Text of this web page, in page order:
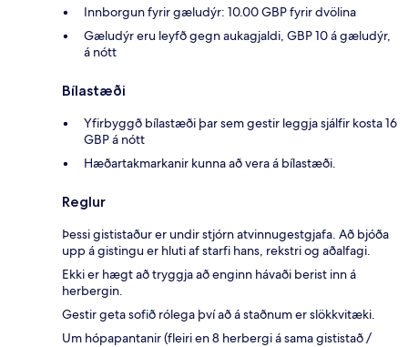
Innborgun fyrir gæludýr: 10.00 GBP fyrir dvölina
Gæludýr eru leyfð gegn aukagjaldi, GBP 10 á gæludýr,
á nótt
Bílastæði
Yfirbyggð bílastæði þar sem gestir leggja sjálfir kosta 16
GBP á nótt
Hæðartakmarkanir kunna að vera á bílastæði.
Reglur
Þessi gististaður er undir stjórn atvinnugestgjafa. Að bjóða
upp á gistingu er hluti af starfi hans, rekstri og aðalfagi.
Ekki er hægt að tryggja að enginn hávaði berist inn á
herbergin.
Gestir geta sofið rólega því að á staðnum er slökkvitæki.
Um hópapantanir (fleiri en 8 herbergi á sama gististað /